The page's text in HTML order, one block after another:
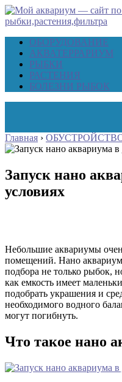
ОБОРУДОВАНИЕ
АКВАТЕРРАРИУМ
РЫБКИ
РАСТЕНИЯ
БОЛЕЗНИ РЫБОК
Главная ›
Запуск нано
условиях
Небольшие аквариумы
помещений. Нано аквариум
подбора не только рыбок,
как емкость имеет
подобрать украшения и
необходимого водного
могут погибнуть.
Что такое нано